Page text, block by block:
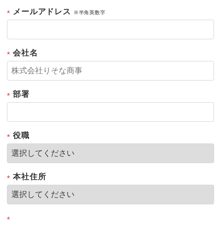
* メールアドレス ※半角英数字
* 会社名
* 部署
* 役職
* 本社住所
*